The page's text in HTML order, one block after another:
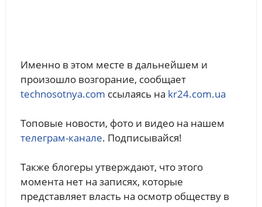
Именно в этом месте в дальнейшем и
произошло возгорание, сообщает
technosotnya.com ссылаясь на kr24.com.ua
Топовые новости, фото и видео на нашем
телеграм-канале. Подписывайся!
Также блогеры утверждают, что этого
момента нет на записях, которые
представляет власть на осмотр обществу в